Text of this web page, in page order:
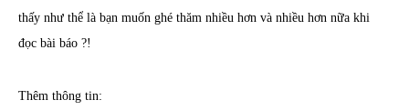
thấy như thể là bạn muốn ghé thăm nhiều hơn và nhiều hơn nữa khi
đọc bài báo ?!
Thêm thông tin: